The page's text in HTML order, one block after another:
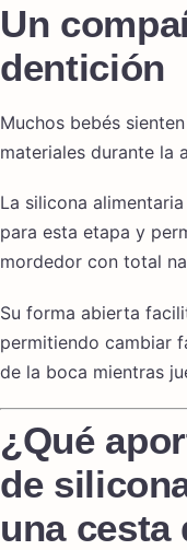
Un
dentición
Muchos bebés
materiales durante la
La silicona
para esta etapa y
mordedor con total
Su forma abierta
permitiendo cambiar
de la boca mientras
¿Qué
de
una cesta